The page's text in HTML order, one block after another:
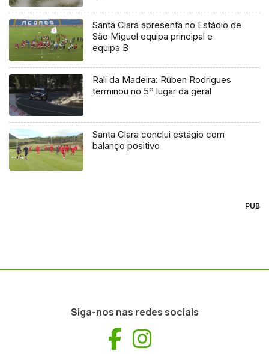
Santa Clara apresenta no Estádio de
São Miguel equipa principal e
equipa B
Rali da Madeira: Rúben Rodrigues
terminou no 5º lugar da geral
Santa Clara conclui estágio com
balanço positivo
PUB
Siga-nos nas redes sociais
Facebook